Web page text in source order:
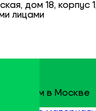
дом 18, корпус
лицами
оптом в Москве